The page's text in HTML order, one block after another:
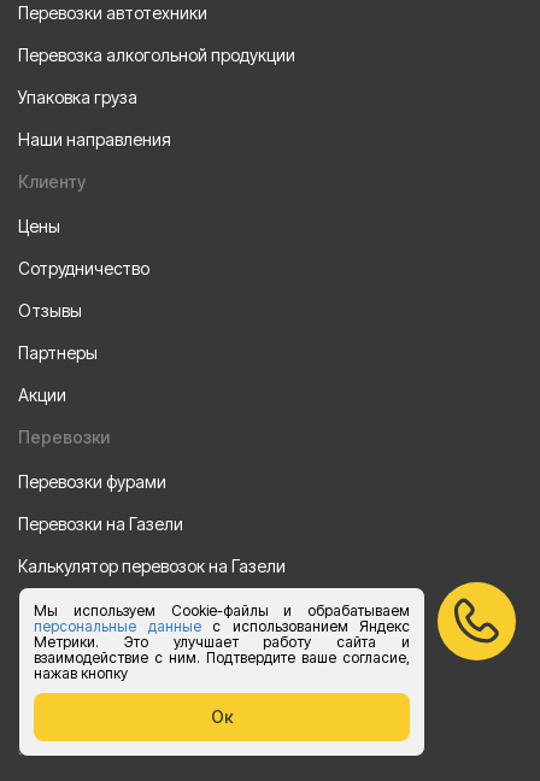
Мы используем Cookie-файлы и обрабатываем
персональные данныес использованием Яндекс
Метрики. Это улучшает работу сайта и
взаимодействие с ним. Подтвердите ваше согласие,
нажав кнопку
Ок
Перевозки автотехники
Перевозка алкогольной продукции
Упаковка груза
Наши направления
Клиенту
Цены
Сотрудничество
Отзывы
Партнеры
Акции
Перевозки
Перевозки фурами
Перевозки на Газели
Калькулятор перевозок на Газели
Направления
Из Санкт-Петербурга
Из Москвы
Все права защищены 2015-2026 г.